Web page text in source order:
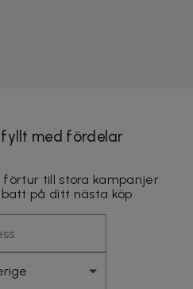
fyllt med fördelar
förtur till stora kampanjer
på ditt nästa köp